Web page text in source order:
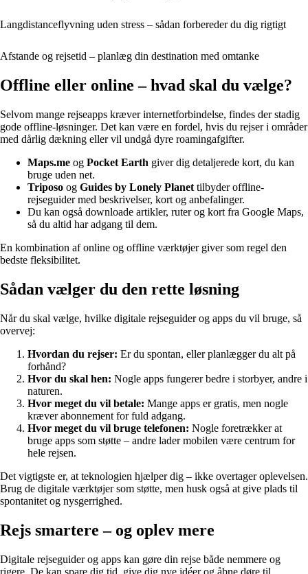
Langdistanceflyvning uden stress – sådan forbereder du dig rigtigt
Afstande og rejsetid – planlæg din destination med omtanke
Offline eller online – hvad skal du vælge?
Selvom mange rejseapps kræver internetforbindelse, findes der stadig
gode offline-løsninger. Det kan være en fordel, hvis du rejser i områder
med dårlig dækning eller vil undgå dyre roamingafgifter.
Maps.me og Pocket Earth giver dig detaljerede kort, du kan
bruge uden net.
Triposo og Guides by Lonely Planet tilbyder offline-
rejseguider med beskrivelser, kort og anbefalinger.
Du kan også downloade artikler, ruter og kort fra Google Maps,
så du altid har adgang til dem.
En kombination af online og offline værktøjer giver som regel den
bedste fleksibilitet.
Sådan vælger du den rette løsning
Når du skal vælge, hvilke digitale rejseguider og apps du vil bruge, så
overvej:
Hvordan du rejser: Er du spontan, eller planlægger du alt på
forhånd?
Hvor du skal hen: Nogle apps fungerer bedre i storbyer, andre i
naturen.
Hvor meget du vil betale: Mange apps er gratis, men nogle
kræver abonnement for fuld adgang.
Hvor meget du vil bruge telefonen: Nogle foretrækker at
bruge apps som støtte – andre lader mobilen være centrum for
hele rejsen.
Det vigtigste er, at teknologien hjælper dig – ikke overtager oplevelsen.
Brug de digitale værktøjer som støtte, men husk også at give plads til
spontanitet og nysgerrighed.
Rejs smartere – og oplev mere
Digitale rejseguider og apps kan gøre din rejse både nemmere og
rigere. De kan spare dig tid, give dig nye idéer og åbne døre til